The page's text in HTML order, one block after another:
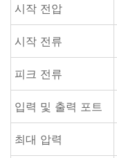
시작 전압
시작 전류
피크 전류
입력 및 출력 포트
최대 압력